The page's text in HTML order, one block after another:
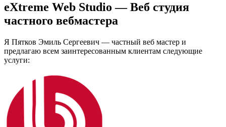
eXtreme Web Studio — Веб студия
частного вебмастера
Я Пятков Эмиль Сергеевич — частный веб мастер и
предлагаю всем заинтересованным клиентам следующие
услуги: